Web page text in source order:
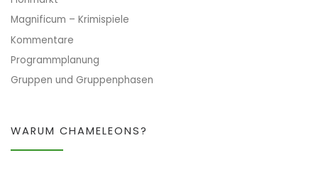
Magnificum – Krimispiele
Kommentare
Programmplanung
Gruppen und Gruppenphasen
WARUM CHAMELEONS?